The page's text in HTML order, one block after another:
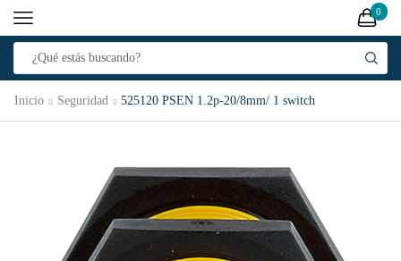
0
Inicio Seguridad 525120 PSEN 1.2p-20/8mm/ 1 switch